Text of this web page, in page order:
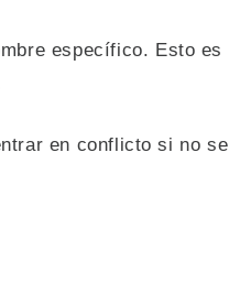
específico. Esto es
en conflicto si no se